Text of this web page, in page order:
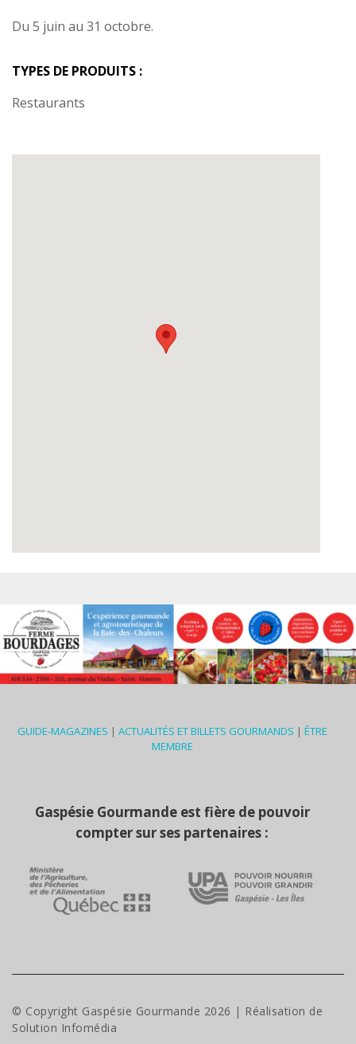
Du 5 juin au 31 octobre.
TYPES DE PRODUITS :
Restaurants
GUIDE-MAGAZINES | ACTUALITÉS ET BILLETS GOURMANDS | ÊTRE
MEMBRE
Gaspésie Gourmande est fière de pouvoir
compter sur ses partenaires :
© Copyright Gaspésie Gourmande 2026 | Réalisation de
Solution Infomédia